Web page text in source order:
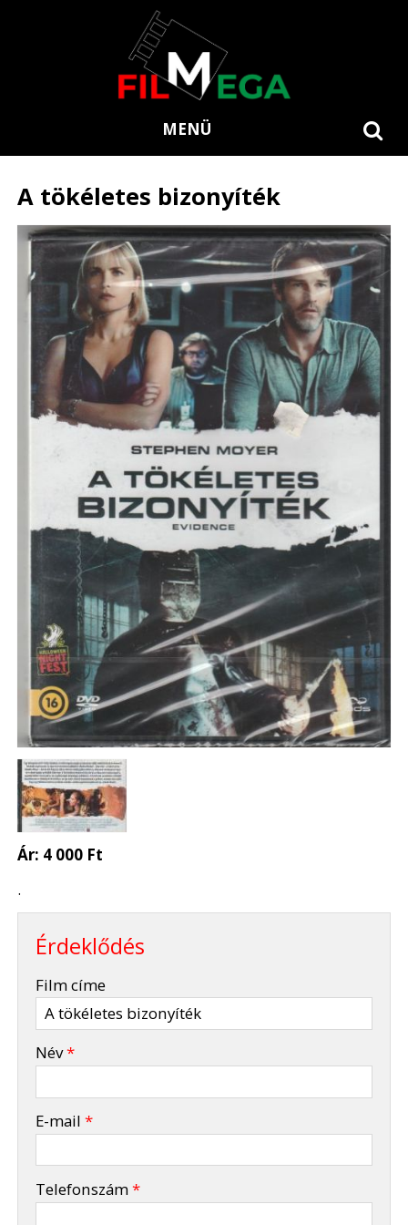
MENÜ
A tökéletes bizonyíték
Ár: 4 000 Ft
.
Érdeklődés
Film címe
Név*
E-mail*
Telefonszám*